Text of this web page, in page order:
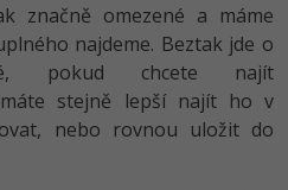
značně omezené a máme
najdeme. Beztak jde o
pokud chcete najít
stejně lepší najít ho v
nebo rovnou uložit do